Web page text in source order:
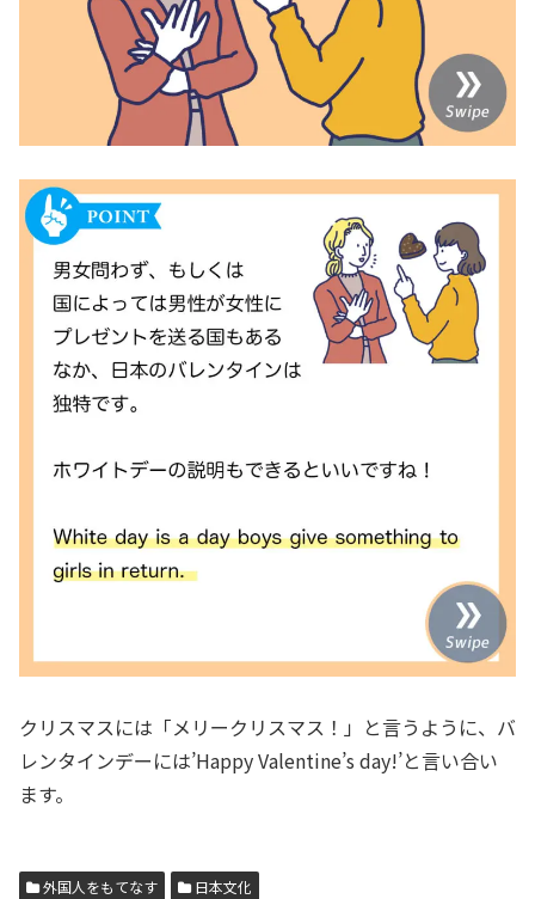
クリスマスには「メリークリスマス！」と言うように、バ
レンタインデーには’Happy Valentine’s day!’と言い合い
ます。
外国人をもてなす 日本文化